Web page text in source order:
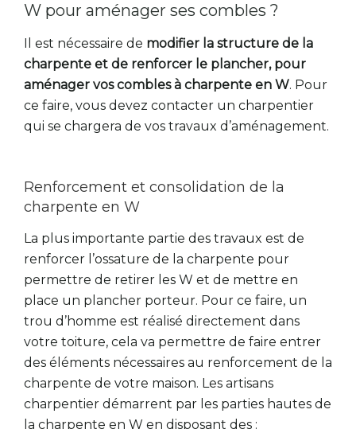
W pour aménager ses combles ?
Il est nécessaire de modifier la structure de la
charpente et de renforcer le plancher, pour
aménager vos combles à charpente en W. Pour
ce faire, vous devez contacter un charpentier
qui se chargera de vos travaux d’aménagement.
Renforcement et consolidation de la
charpente en W
La plus importante partie des travaux est de
renforcer l’ossature de la charpente pour
permettre de retirer les W et de mettre en
place un plancher porteur. Pour ce faire, un
trou d’homme est réalisé directement dans
votre toiture, cela va permettre de faire entrer
des éléments nécessaires au renforcement de la
charpente de votre maison. Les artisans
charpentier démarrent par les parties hautes de
la charpente en W en disposant des :